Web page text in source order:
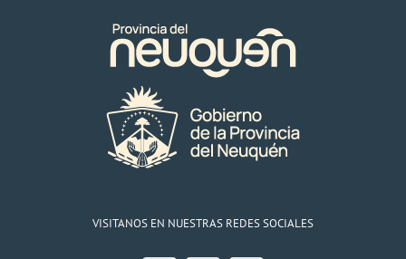
VISITANOS EN NUESTRAS REDES SOCIALES